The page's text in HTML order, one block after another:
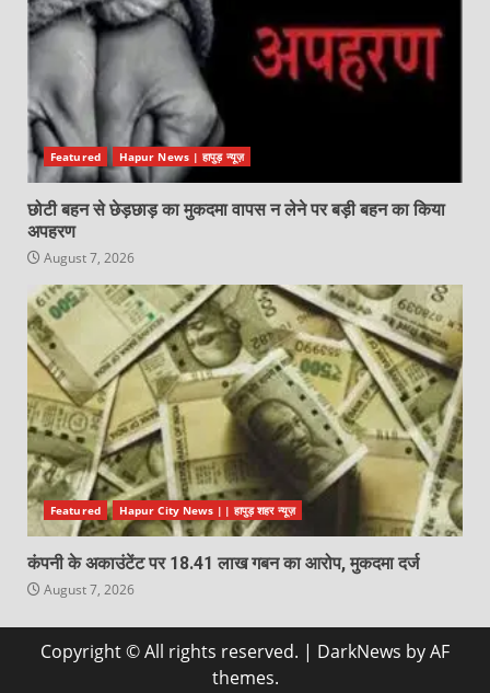
Featured Hapur News | हापुड़ न्यूज़
छोटी बहन से छेड़छाड़ का मुकदमा वापस न लेने पर बड़ी बहन का किया
अपहरण
August 7, 2026
Featured Hapur City News || हापुड़ शहर न्यूज़
कंपनी के अकाउंटेंट पर 18.41 लाख गबन का आरोप, मुकदमा दर्ज
August 7, 2026
Copyright © All rights reserved. | DarkNews by AF
themes.